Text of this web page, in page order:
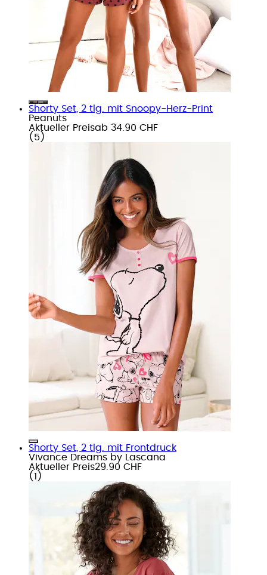
Shorty Set, 2 tlg. mit Snoopy-Herz-Print
Peanuts
Aktueller Preisab 34.90 CHF
( 5 )
Shorty Set, 2 tlg. mit Frontdruck
Vivance Dreams by Lascana
Aktueller Preis29.90 CHF
( 1 )